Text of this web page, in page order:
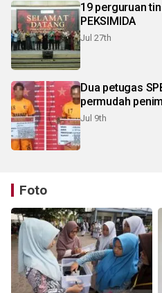
19 perguruan
PEKSIMIDA
Jul 27th
Dua petugas
permudah
Jul 9th
Foto